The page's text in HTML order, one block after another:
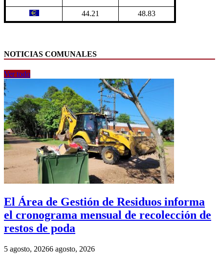
44.21 48.83
NOTICIAS COMUNALES
Ver todo
El Área de Gestión de Residuos informa
el cronograma mensual de recolección de
restos de poda
5 agosto, 20266 agosto, 2026